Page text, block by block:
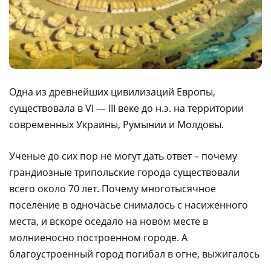
Одна из древнейших цивилизаций Европы,
существовала в VI — III веке до н.э. на территории
современных Украины, Румынии и Молдовы.
Ученые до сих пор не могут дать ответ – почему
грандиозные трипольские города существовали
всего около 70 лет. Почему многотысячное
поселение в одночасье снималось с насиженного
места, и вскоре оседало на новом месте в
молниеносно построенном городе. А
благоустроенный город погибал в огне, выжигалось